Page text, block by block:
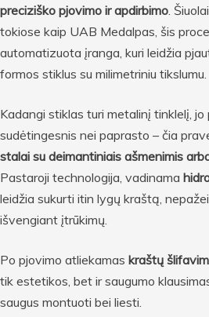
preciziško pjovimo ir apdirbimo.
tokiose kaip UAB Medalpas, šis
automatizuota įranga, kuri leidžia
formos stiklus su milimetriniu tikslumu.
Kadangi stiklas turi metalinį tinklelį, jo
sudėtingesnis nei paprasto – čia
stalai su deimantiniais ašmenimis
Pastaroji technologija, vadinama
leidžia sukurti itin lygų kraštą,
išvengiant įtrūkimų.
Po pjovimo atliekamas kraštų
tik estetikos, bet ir saugumo
saugus montuoti bei liesti.